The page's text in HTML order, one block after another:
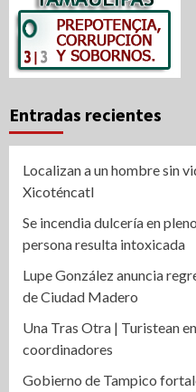
Entradas recientes
Localizan a un hombre sin
Xicoténcatl
Se incendia dulcería en
persona resulta intoxicada
Lupe González anuncia
de Ciudad Madero
Una Tras Otra | Turistean
coordinadores
Gobierno de Tampico